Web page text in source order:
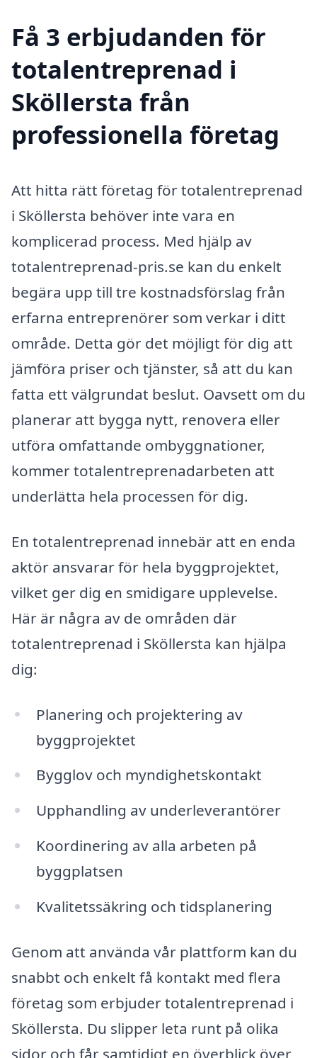
Få 3 erbjudanden för
totalentreprenad i
Sköllersta från
professionella företag
Att hitta rätt företag för totalentreprenad
i Sköllersta behöver inte vara en
komplicerad process. Med hjälp av
totalentreprenad-pris.se kan du enkelt
begära upp till tre kostnadsförslag från
erfarna entreprenörer som verkar i ditt
område. Detta gör det möjligt för dig att
jämföra priser och tjänster, så att du kan
fatta ett välgrundat beslut. Oavsett om du
planerar att bygga nytt, renovera eller
utföra omfattande ombyggnationer,
kommer totalentreprenadarbeten att
underlätta hela processen för dig.
En totalentreprenad innebär att en enda
aktör ansvarar för hela byggprojektet,
vilket ger dig en smidigare upplevelse.
Här är några av de områden där
totalentreprenad i Sköllersta kan hjälpa
dig:
Planering och projektering av
byggprojektet
Bygglov och myndighetskontakt
Upphandling av underleverantörer
Koordinering av alla arbeten på
byggplatsen
Kvalitetssäkring och tidsplanering
Genom att använda vår plattform kan du
snabbt och enkelt få kontakt med flera
företag som erbjuder totalentreprenad i
Sköllersta. Du slipper leta runt på olika
sidor och får samtidigt en överblick över